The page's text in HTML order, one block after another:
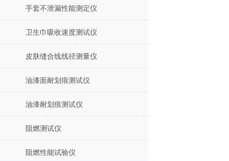
手套不泄漏性能测定仪
卫生巾吸收速度测试仪
皮肤缝合线线径测量仪
油漆面耐划痕测试仪
油漆耐划痕测试仪
阻燃测试仪
阻燃性能试验仪